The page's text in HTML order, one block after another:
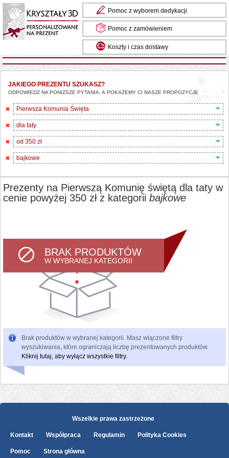
Pomoc z wyborem dedykacji
Pomoc z zamówieniem
Koszty i czas dostawy
JAKIEGO PREZENTU SZUKASZ?
ODPOWIEDZ NA PONIŻSZE PYTANIA, A POKAŻEMY CI NASZE PROPOZYCJE
Pierwsza Komunia Święta
dla taty
od 350 zł
bajkowe
Prezenty na Pierwszą Komunię świętą dla taty w
cenie powyżej 350 zł z kategorii bajkowe
BRAK PRODUKTÓW
W WYBRANEJ KATEGORII
Brak produktów w wybranej kategorii. Masz włączone filtry
wyszukiwania, które ograniczają liczbę prezentowanych produktów.
Kliknij tutaj, aby wyłącz wszystkie filtry.
Wszelkie prawa zastrzeżone
Kontakt Współpraca Regulamin Polityka Cookies
Pomoc Strona główna